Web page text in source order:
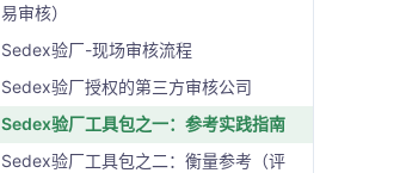
易审核）
Sedex验厂-现场审核流程
Sedex验厂授权的第三方审核公司
Sedex验厂工具包之一：参考实践指南
Sedex验厂工具包之二：衡量参考（评